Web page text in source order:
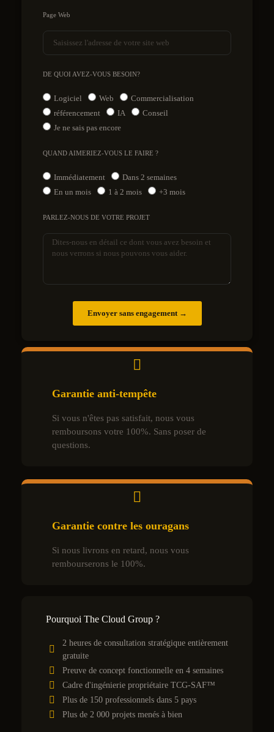
Page Web
DE QUOI AVEZ-VOUS BESOIN?
Logiciel Web
Commercialisation
référencement
IA
Conseil
Je ne sais pas encore
QUAND AIMERIEZ-VOUS LE FAIRE ?
Immédiatement
Dans 2 semaines
En un mois
1 à 2 mois +3 mois
PARLEZ-NOUS DE VOTRE PROJET
Envoyer sans engagement →
Garantie anti-tempête
Si vous n'êtes pas satisfait, nous vous
remboursons votre 100%. Sans poser de
questions.
Garantie contre les ouragans
Si nous livrons en retard, nous vous
rembourserons le 100%.
Pourquoi The Cloud Group ?
2 heures de consultation stratégique entièrement
gratuite
Preuve de concept fonctionnelle en 4 semaines
Cadre d'ingénierie propriétaire TCG-SAF™
Plus de 150 professionnels dans 5 pays
Plus de 2 000 projets menés à bien